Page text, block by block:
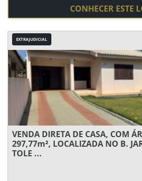
CONHECER ESTE
EXTRAJUDICIAL
VENDA DIRETA DE CASA, COM
297,77m², LOCALIZADA NO B.
TOLE ...